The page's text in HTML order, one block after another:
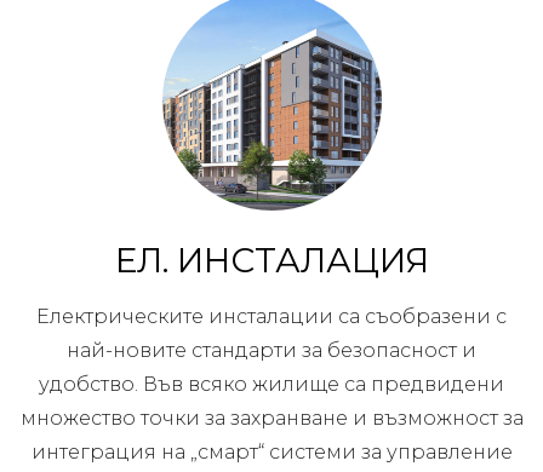
ЕЛ. ИНСТАЛАЦИЯ
Електрическите инсталации са съобразени с
най-новите стандарти за безопасност и
удобство. Във всяко жилище са предвидени
множество точки за захранване и възможност за
интеграция на „смарт“ системи за управление